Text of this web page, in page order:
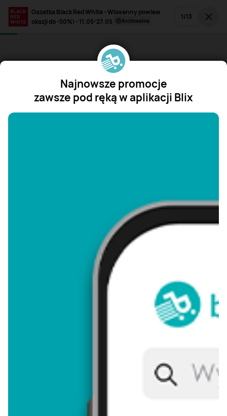
Gazetka Black Red White - Wiosenny powiew
okazji do -50%! - 11.05-27.05
archiwalna 1/13
Najnowsze promocje
zawsze pod ręką w aplikacji Blix
"/>